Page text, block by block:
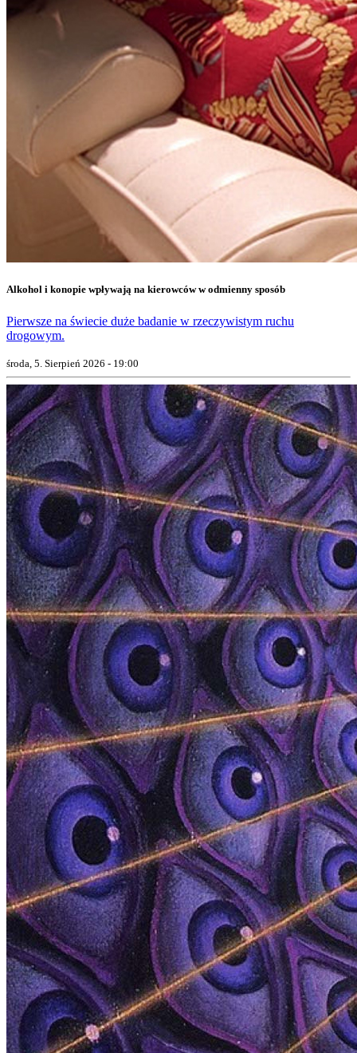
Alkohol i konopie wpływają na kierowców w odmienny sposób
Pierwsze na świecie duże badanie w rzeczywistym ruchu
drogowym.
środa, 5. Sierpień 2026 - 19:00